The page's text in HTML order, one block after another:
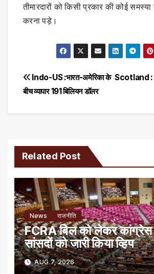
तीमारदारों को किसी प्रकार की कोई
करना पड़े।
Post
navigation
Scotland :
Indo-US :भारत-अमेरिका के
बीच व्यापार 191 बिलियन डॉलर
Related Post
News राजनीति
FCRA बिल को लेकर
सांसदों को जारी किया व्हिप
AUG 7, 2026